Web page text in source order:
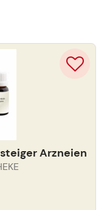
Arzneien